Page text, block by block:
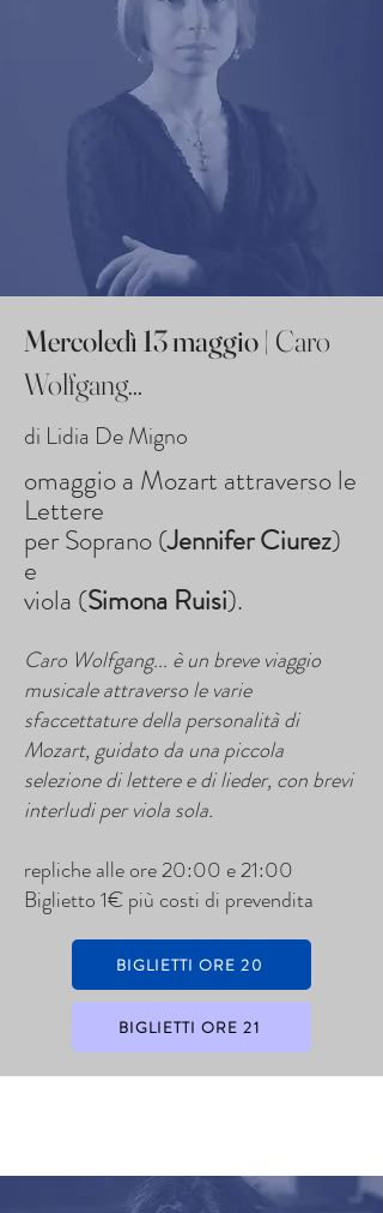
Mercoledì 13 maggio | Caro
Wolfgang...
di Lidia De Migno
omaggio a Mozart attraverso le
Lettere
per Soprano (Jennifer Ciurez)
e
viola (Simona Ruisi).
Caro Wolfgang... è un breve viaggio
musicale attraverso le varie
sfaccettature della personalità di
Mozart, guidato da una piccola
selezione di lettere e di lieder, con brevi
interludi per viola sola.
repliche alle ore 20:00 e 21:00
Biglietto 1€ più costi di prevendita
BIGLIETTI ORE 20
BIGLIETTI ORE 21